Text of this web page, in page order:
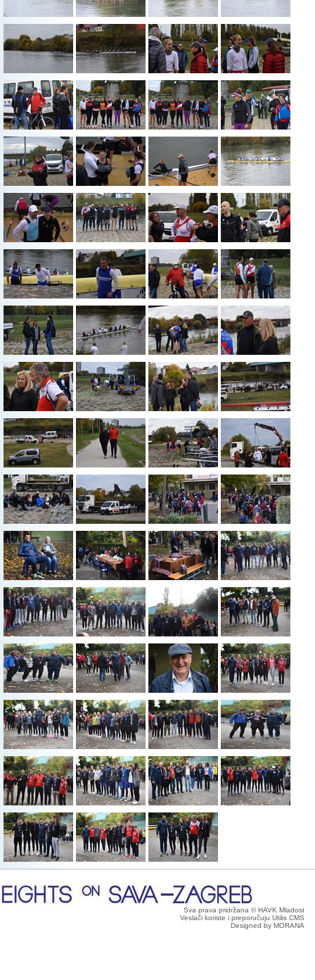
Sva prava pridržana © HAVK Mladost
Veslači koriste i preporučuju Utilis CMS
Designed by MORANA